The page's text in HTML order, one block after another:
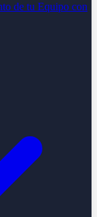
de tu Equipo con